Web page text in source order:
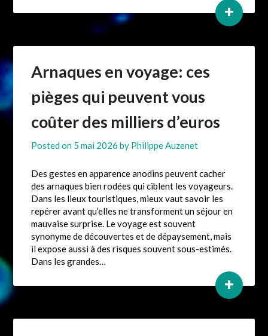
+
Arnaques en voyage: ces
pièges qui peuvent vous
coûter des milliers d’euros
Posted on 5 mai 2026 by Philippe Auzenet
Des gestes en apparence anodins peuvent cacher
des arnaques bien rodées qui ciblent les voyageurs.
Dans les lieux touristiques, mieux vaut savoir les
repérer avant qu’elles ne transforment un séjour en
mauvaise surprise. Le voyage est souvent
synonyme de découvertes et de dépaysement, mais
il expose aussi à des risques souvent sous-estimés.
Dans les grandes…
+